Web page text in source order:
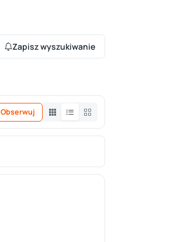
Zapisz wyszukiwanie
Obserwuj